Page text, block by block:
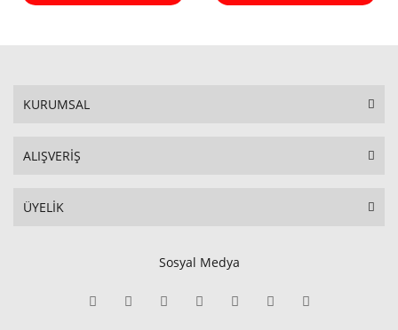
KURUMSAL
ALIŞVERİŞ
ÜYELİK
Sosyal Medya